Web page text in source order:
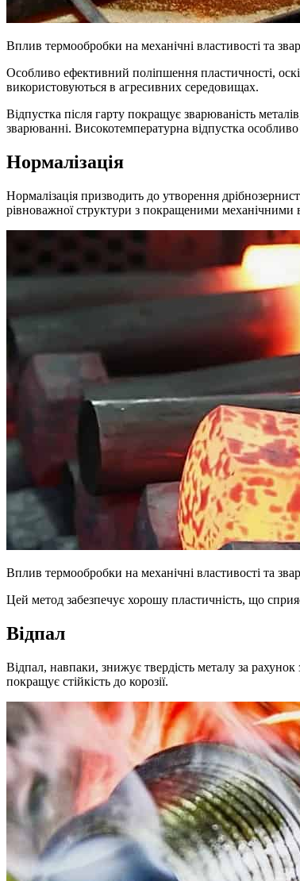
Вплив термообробки на механічні властивості та
Особливо ефективний поліпшення пластичності,
використовуються в агресивних середовищах.
Відпустка після гарту покращує зварюваність
зварюванні. Високотемпературна відпустка
Нормалізація
Нормалізація призводить до утворення
рівноважної структури з покращеними механічними
Вплив термообробки на механічні властивості та
Цей метод забезпечує хорошу пластичність, що
Відпал
Відпал, навпаки, знижує твердість металу за
покращує стійкість до корозії.